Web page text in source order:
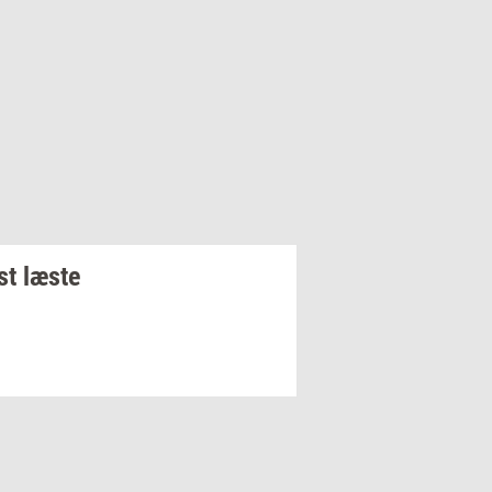
læste